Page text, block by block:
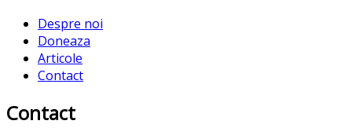
Despre noi
Doneaza
Articole
Contact
Contact